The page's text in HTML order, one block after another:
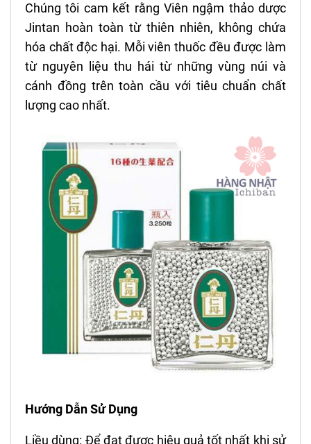
Chúng tôi cam kết rằng Viên ngậm thảo dược
Jintan hoàn toàn từ thiên nhiên, không chứa
hóa chất độc hại. Mỗi viên thuốc đều được làm
từ nguyên liệu thu hái từ những vùng núi và
cánh đồng trên toàn cầu với tiêu chuẩn chất
lượng cao nhất.
Hướng Dẫn Sử Dụng
Liều dùng: Để đạt được hiệu quả tốt nhất khi sử